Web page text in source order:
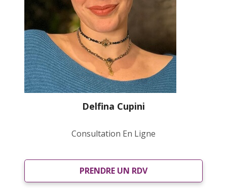
Delfina Cupini
Consultation En Ligne
PRENDRE UN RDV